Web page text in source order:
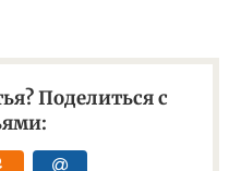
Поделиться с